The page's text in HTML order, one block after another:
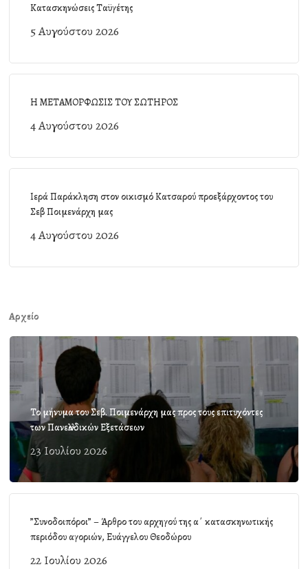
Κατασκηνώσεις Ταϋγέτης
5 Αυγούστου 2026
Η ΜΕΤΑΜΟΡΦΩΣΙΣ ΤΟΥ ΣΩΤΗΡΟΣ
4 Αυγούστου 2026
Ιερά Παράκληση στον οικισμό Κατσαρού προεξάρχοντος του
Σεβ Ποιμενάρχη μας
4 Αυγούστου 2026
Αρχείο
Το μήνυμα του Σεβ. Ποιμενάρχη μας προς τους επιτυχόντες
των Πανελλαδικών Εξετάσεων
23 Ιουλίου 2026
”Συνοδοιπόροι” – Άρθρο του αρχηγού της α΄ κατασκηνωτικής
περιόδου αγοριών, Ευάγγελου Θεοδώρου
22 Ιουλίου 2026